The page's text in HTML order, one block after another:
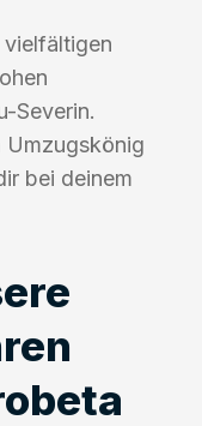
Severin.
Umzugskönig
bei deinem